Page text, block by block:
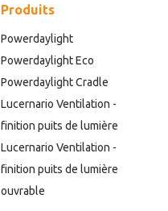
Produits
Powerdaylight
Powerdaylight Eco
Powerdaylight Cradle
Lucernario Ventilation -
finition puits de lumière
Lucernario Ventilation -
finition puits de lumière
ouvrable